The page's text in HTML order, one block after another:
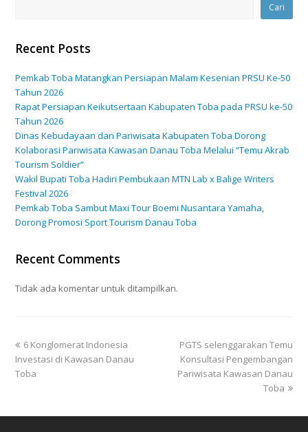
Cari
Recent Posts
Pemkab Toba Matangkan Persiapan Malam Kesenian PRSU Ke-50
Tahun 2026
Rapat Persiapan Keikutsertaan Kabupaten Toba pada PRSU ke-50
Tahun 2026
Dinas Kebudayaan dan Pariwisata Kabupaten Toba Dorong
Kolaborasi Pariwisata Kawasan Danau Toba Melalui “Temu Akrab
Tourism Soldier”
Wakil Bupati Toba Hadiri Pembukaan MTN Lab x Balige Writers
Festival 2026
Pemkab Toba Sambut Maxi Tour Boemi Nusantara Yamaha,
Dorong Promosi Sport Tourism Danau Toba
Recent Comments
Tidak ada komentar untuk ditampilkan.
6 Konglomerat Indonesia
Investasi di Kawasan Danau
Toba
PGTS selenggarakan Temu
Konsultasi Pengembangan
Pariwisata Kawasan Danau
Toba